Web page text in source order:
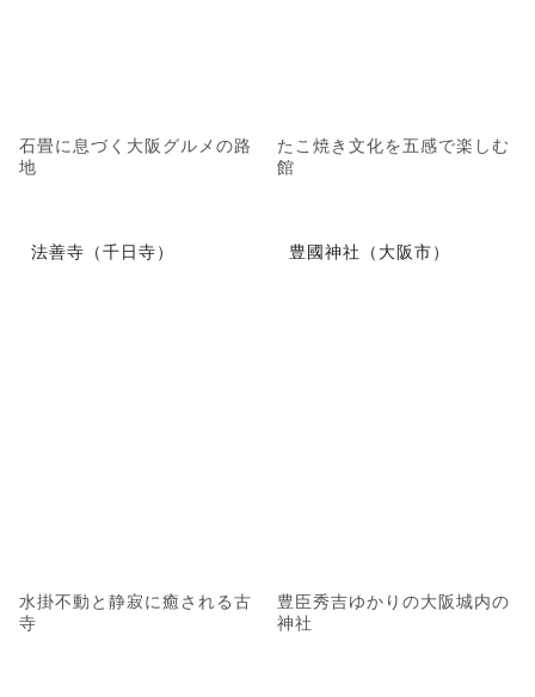
石畳に息づく大阪グルメの路
地
たこ焼き文化を五感で楽しむ
館
法善寺（千日寺）
水掛不動と静寂に癒される古
寺
豊國神社（大阪市）
豊臣秀吉ゆかりの大阪城内の
神社